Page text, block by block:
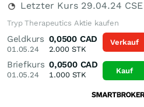
Letzter Kurs 29.04.24 CSE
Tryp Therapeutics Aktie kaufen
Geldkurs
01.05.24
0,0500 CAD
2.000STK
Briefkurs
01.05.24
0,0500 CAD
1.000STK
Verkauf
Kauf